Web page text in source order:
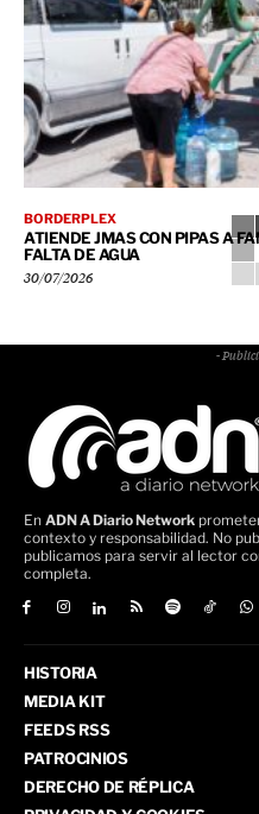
BORDERPLEX
ATIENDE JMAS CON PIPAS A
FALTA DE AGUA
30/07/2026
-
En ADN A Diario Network
contexto y responsabilidad. No
publicamos para servir al lector
completa.
HISTORIA
MEDIA KIT
FEEDS RSS
PATROCINIOS
DERECHO DE RÉPLICA